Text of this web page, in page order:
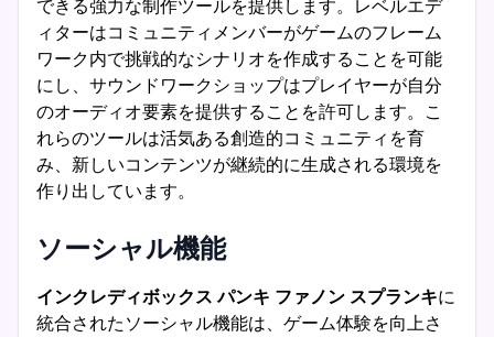
できる強力な制作ツールを提供します。レベルエデ
ィターはコミュニティメンバーがゲームのフレーム
ワーク内で挑戦的なシナリオを作成することを可能
にし、サウンドワークショップはプレイヤーが自分
のオーディオ要素を提供することを許可します。こ
れらのツールは活気ある創造的コミュニティを育
み、新しいコンテンツが継続的に生成される環境を
作り出しています。
ソーシャル機能
インクレディボックス パンキ ファノン スプランキに
統合されたソーシャル機能は、ゲーム体験を向上さ